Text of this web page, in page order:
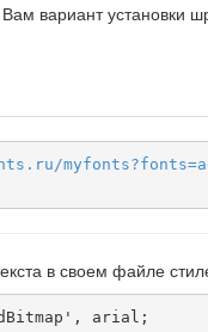
вариант установки
. ru /myfonts?fonts=
в своем файле